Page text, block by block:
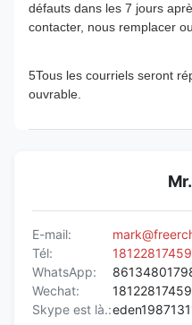
défauts dans les 7 jours
contacter, nous remplacer
5Tous les courriels seront
ouvrable.
E-mail:
Tél:
18122817459
WhatsApp:
Wechat:
18122817459
Skype est là.: